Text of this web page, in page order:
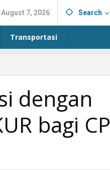
August 7, 2026 Search
Transportasi
dengan
bagi